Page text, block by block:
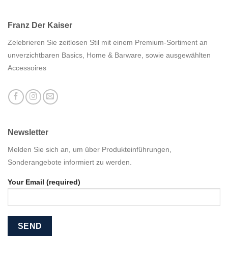
Franz Der Kaiser
Zelebrieren Sie zeitlosen Stil mit einem Premium-Sortiment an
unverzichtbaren Basics, Home & Barware, sowie ausgewählten
Accessoires
Newsletter
Melden Sie sich an, um über Produkteinführungen,
Sonderangebote informiert zu werden.
Your Email (required)